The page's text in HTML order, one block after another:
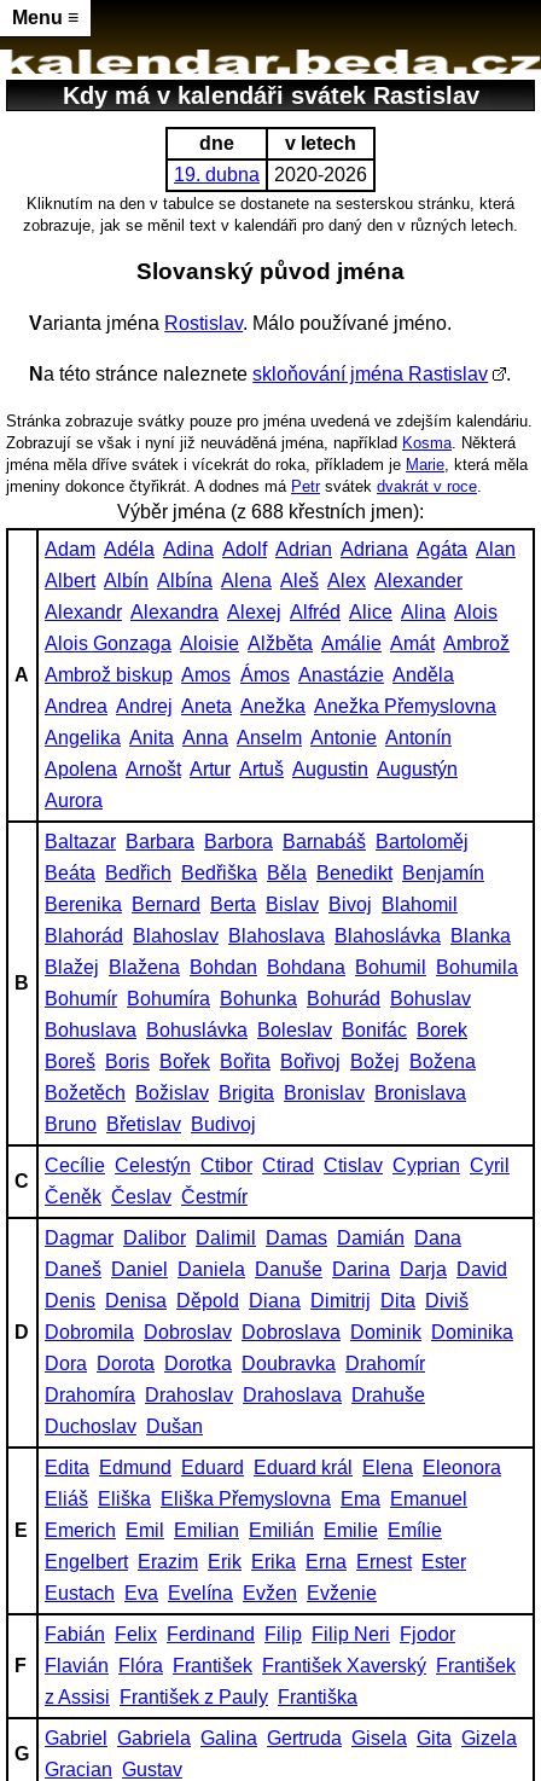
Menu ≡
Kdy má v kalendáři svátek Rastislav
dne
v letech
19. dubna
2020-2026
Kliknutím na den v tabulce se dostanete na sesterskou stránku, která
zobrazuje, jak se měnil text v kalendáři pro daný den v různých letech.
Slovanský původ jména
Varianta jména Rostislav. Málo používané jméno.
Na této stránce nalezneteskloňování jména Rastislav .
Stránka zobrazuje svátky pouze pro jména uvedená ve zdejším kalendáriu.
Zobrazují se však i nyní již neuváděná jména, například Kosma . Některá
jména měla dříve svátek i vícekrát do roka, příkladem je Marie , která měla
jmeniny dokonce čtyřikrát. A dodnes má Petrsvátek dvakrát v roce
Výběr jména (z 688 křestních jmen):
A
Adam Adéla Adina Adolf Adrian Adriana Agáta Alan
Albert Albín Albína Alena Aleš Alex Alexander
Alexandr Alexandra Alexej Alfréd Alice Alina Alois
Alois Gonzaga Aloisie Alžběta Amálie Amát Ambrož
Ambrož biskup Amos Ámos Anastázie Anděla
Andrea Andrej Aneta Anežka Anežka Přemyslovna
Angelika Anita Anna Anselm Antonie Antonín
Apolena Arnošt Artur Artuš Augustin Augustýn
Aurora
B
Baltazar Barbara Barbora Barnabáš Bartoloměj
Beáta
Bedřich Bedřiška Běla Benedikt Benjamín
Berenika
Bernard Berta Bislav Bivoj
Blahomil
Blahorád
Blahoslav Blahoslava Blahoslávka
Blanka
Blažej
Blažena Bohdan Bohdana Bohumil
Bohumila
Bohumír Bohumíra Bohunka Bohurád
Bohuslav
Bohuslava
Bohuslávka Boleslav Bonifác Borek
Boreš Boris Bořek Bořita Bořivoj Božej
Božena
Božetěch
Božislav Brigita Bronislav Bronislava
Bruno Břetislav Budivoj
C
Cecílie Celestýn Ctibor Ctirad Ctislav Cyprian Cyril
Čeněk Česlav Čestmír
D
Dagmar Dalibor Dalimil Damas Damián
Dana
Daneš Daniel Daniela Danuše Darina Darja
David
Denis Denisa Děpold Diana Dimitrij Dita
Diviš
Dobromila
Dobroslav Dobroslava Dominik Dominika
Dora
Dorota Dorotka Doubravka
Drahomír
Drahomíra
Drahoslav Drahoslava
Drahuše
Duchoslav Dušan
E
Edita Edmund Eduard Eduard král Elena
Eleonora
Eliáš Eliška Eliška Přemyslovna Ema
Emanuel
Emerich
Emil Emilian Emilián Emilie Emílie
Engelbert Erazim Erik Erika Erna Ernest Ester
Eustach
Eva Evelína Evžen Evženie
F
Fabián Felix Ferdinand Filip Filip Neri
Fjodor
Flavián
Flóra František František Xaverský František
z Assisi
František z Pauly Františka
G
Gabriel Gabriela Galina Gertruda Gisela Gita Gizela
Gracian Gustav